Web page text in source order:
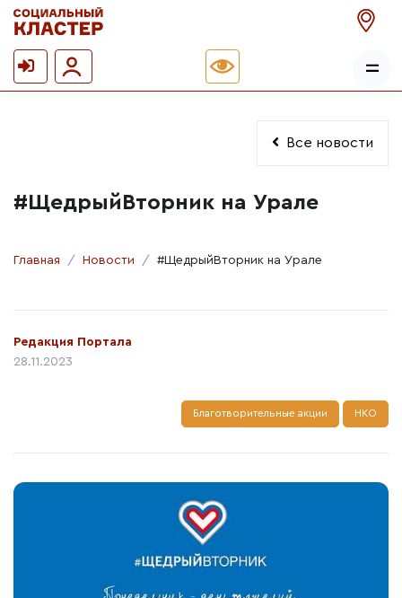
Все новости
#ЩедрыйВторник на Урале
Главная Новости #ЩедрыйВторник на Урале
Автор:
Редакция Портала
Дата публикации:
28.11.2023
Благотворительные акции НКО